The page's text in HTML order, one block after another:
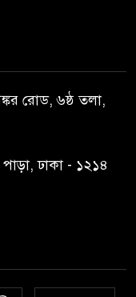
হারমোনিয়াম
নির্বাচন,
সেক্টর সদর দপ্তর
রোড, ৬ষ্ঠ তলা,
ঢাকা - ১২১৪